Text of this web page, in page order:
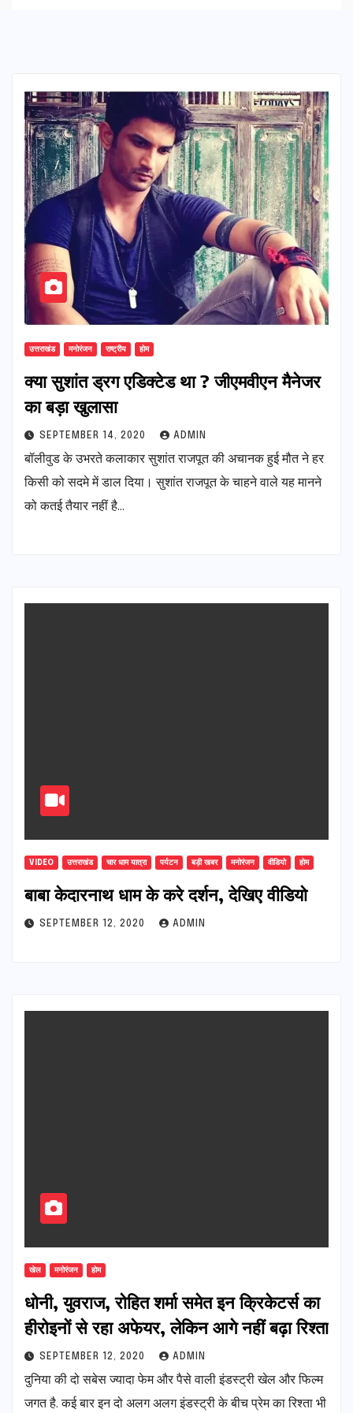
उत्तराखंड मनोरंजन राष्ट्रीय होम
क्या सुशांत ड्रग एडिक्टेड था ? जीएमवीएन मैनेजर
का बड़ा खुलासा
SEPTEMBER 14, 2020 ADMIN
बॉलीवुड के उभरते कलाकार सुशांत राजपूत की अचानक हुई मौत ने हर
किसी को सदमे में डाल दिया। सुशांत राजपूत के चाहने वाले यह मानने
को कतई तैयार नहीं है…
VIDEO उत्तराखंड चार धाम यात्रा पर्यटन बड़ी खबर मनोरंजन वीडियो होम
बाबा केदारनाथ धाम के करे दर्शन, देखिए वीडियो
SEPTEMBER 12, 2020 ADMIN
खेल मनोरंजन होम
धोनी, युवराज, रोहित शर्मा समेत इन क्रिकेटर्स का
हीरोइनों से रहा अफेयर, लेकिन आगे नहीं बढ़ा रिश्ता
SEPTEMBER 12, 2020 ADMIN
दुनिया की दो सबेस ज्यादा फेम और पैसे वाली इंडस्ट्री खेल और फिल्म
जगत है. कई बार इन दो अलग अलग इंडस्ट्री के बीच प्रेम का रिश्ता भी